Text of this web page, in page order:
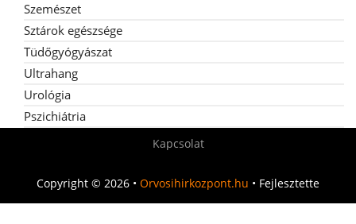
Szemészet
Sztárok egészsége
Tüdőgyógyászat
Ultrahang
Urológia
Pszichiátria
Kapcsolat
Copyright © 2026 • Orvosihirkozpont.hu • Fejlesztette